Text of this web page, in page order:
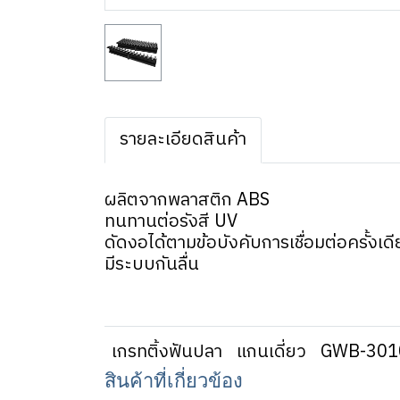
รายละเอียดสินค้า
ผลิตจากพลาสติก ABS
ทนทานต่อรังสี UV
ดัดงอได้ตามข้อบังคับการเชื่อมต่อครั้งเดี
มีระบบกันลื่น
เกรทติ้งฟันปลา แกนเดี่ยว GWB-
สินค้าที่เกี่ยวข้อง